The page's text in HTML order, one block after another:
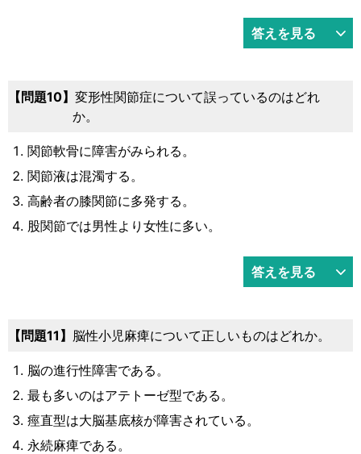
答えを見る
問題10
変形性関節症について誤っているのはどれ
か。
関節軟骨に障害がみられる。
関節液は混濁する。
高齢者の膝関節に多発する。
股関節では男性より女性に多い。
答えを見る
問題11 脳性小児麻痺について正しいものはどれか。
脳の進行性障害である。
最も多いのはアテトーゼ型である。
痙直型は大脳基底核が障害されている。
永続麻痺である。